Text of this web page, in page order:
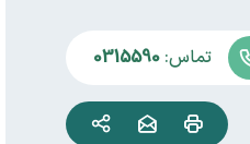
تماس: 0315590